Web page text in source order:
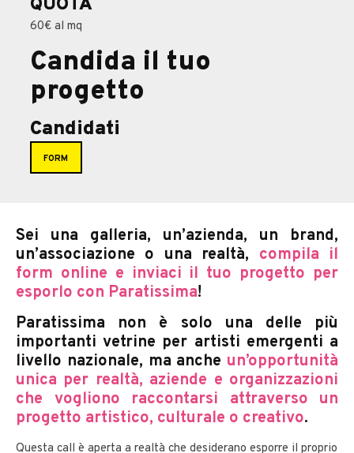
QUOTA
60€ al mq
Candida il tuo
progetto
Candidati
FORM
Sei una galleria, un’azienda, un brand,
un’associazione o una realtà, compila il
form online e inviaci il tuo progetto per
esporlo con Paratissima!
Paratissima non è solo una delle più
importanti vetrine per artisti emergenti a
livello nazionale, ma anche un’opportunità
unica per realtà, aziende e organizzazioni
che vogliono raccontarsi attraverso un
progetto artistico, culturale o creativo.
Questa call è aperta a realtà che desiderano esporre il proprio